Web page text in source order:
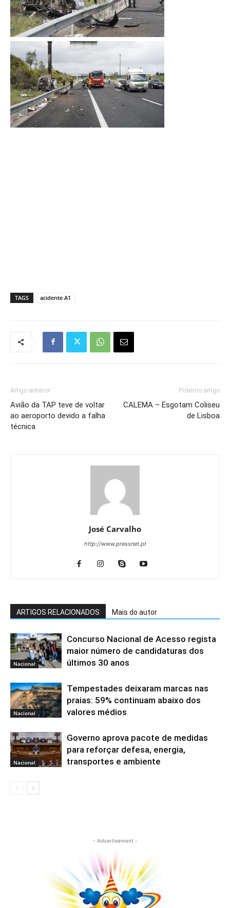
TAGS acidente A1
Artigo anterior
Avião da TAP teve de voltar
ao aeroporto devido a falha
técnica
Próximo artigo
CALEMA – Esgotam Coliseu
de Lisboa
José Carvalho
http://www.pressnet.pt
ARTIGOS RELACIONADOS Mais do autor
Nacional
Concurso Nacional de Acesso regista
maior número de candidaturas dos
últimos 30 anos
Nacional
Tempestades deixaram marcas nas
praias: 59% continuam abaixo dos
valores médios
Nacional
Governo aprova pacote de medidas
para reforçar defesa, energia,
transportes e ambiente
- Advertisement -